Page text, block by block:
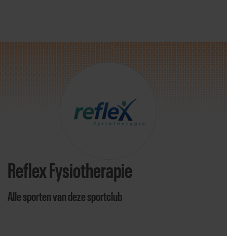
Reflex Fysiotherapie
Alle sporten van deze sportclub